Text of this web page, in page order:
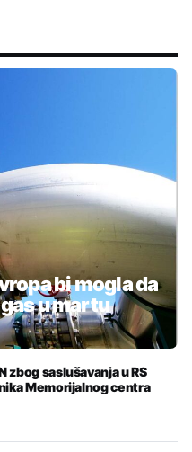
bi mogla da
u martu
zbog saslušavanja u RS
Memorijalnog centra